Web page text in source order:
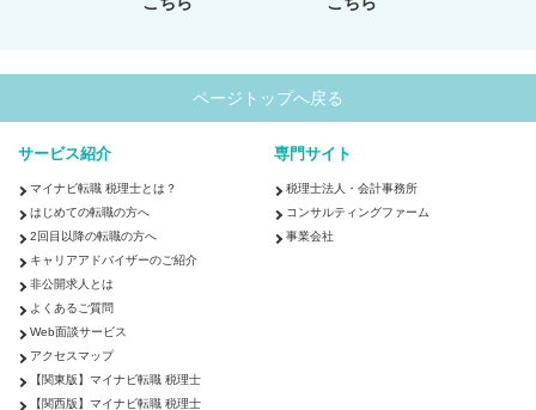
ページトップへ戻る
サービス紹介
マイナビ転職 税理士とは？
はじめての転職の方へ
2回目以降の転職の方へ
キャリアアドバイザーのご紹介
非公開求人とは
よくあるご質問
Web面談サービス
アクセスマップ
【関東版】マイナビ転職 税理士
【関西版】マイナビ転職 税理士
専門サイト
税理士法人・会計事務所
コンサルティングファーム
事業会社